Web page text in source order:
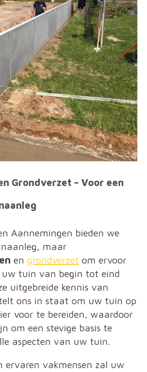
Grondverzet – Voor een
Aannemingen bieden we
maar
en grondverzet om ervoor
tuin van begin tot eind
uitgebreide kennis van
ons in staat om uw tuin op
voor te bereiden, waardoor
om een stevige basis te
aspecten van uw tuin.
ervaren vakmensen zal uw